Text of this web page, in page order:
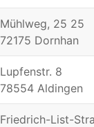
Mühlweg, 25 25
72175 Dornhan
Lupfenstr. 8
78554 Aldingen
Friedrich-List-